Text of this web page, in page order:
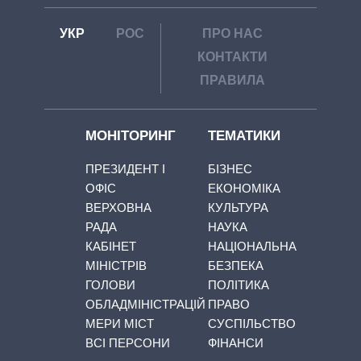
УКР РОС
ПРО НАС
КОНТАКТИ
ПРАВИЛА
МОНІТОРИНГ
ПРЕЗИДЕНТ І
ОФІС
ВЕРХОВНА
РАДА
КАБІНЕТ
МІНІСТРІВ
ГОЛОВИ
ОБЛАДМІНІСТРАЦІЙ
МЕРИ МІСТ
ВСІ ПЕРСОНИ
ТЕМАТИКИ
БІЗНЕС
ЕКОНОМІКА
КУЛЬТУРА
НАУКА
НАЦІОНАЛЬНА
БЕЗПЕКА
ПОЛІТИКА
ПРАВО
СУСПІЛЬСТВО
ФІНАНСИ